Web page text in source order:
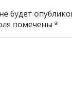
будет
помечены*